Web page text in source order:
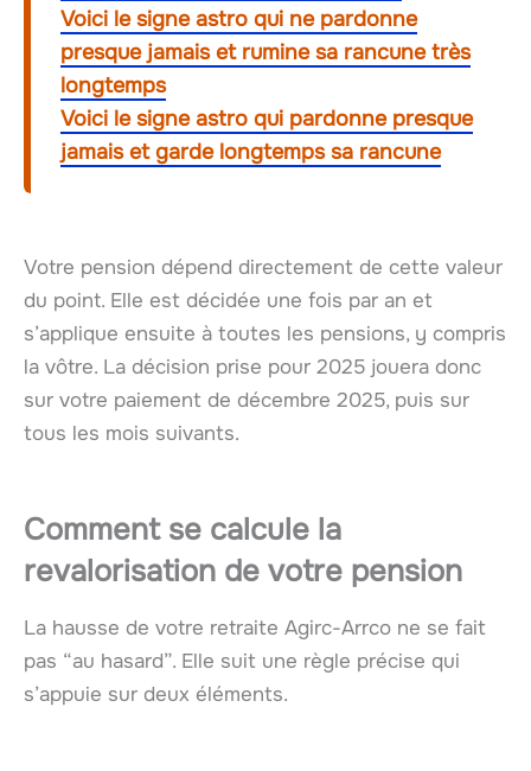
Voici le signe astro qui ne pardonne
presque jamais et rumine sa rancune très
longtemps
Voici le signe astro qui pardonne presque
jamais et garde longtemps sa rancune
Votre pension dépend directement de cette valeur
du point. Elle est décidée une fois par an et
s’applique ensuite à toutes les pensions, y compris
la vôtre. La décision prise pour 2025 jouera donc
sur votre paiement de décembre 2025, puis sur
tous les mois suivants.
Comment se calcule la
revalorisation de votre pension
La hausse de votre retraite Agirc-Arrco ne se fait
pas “au hasard”. Elle suit une règle précise qui
s’appuie sur deux éléments.